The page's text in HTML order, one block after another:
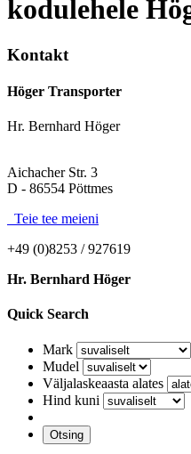
kodulehele
Kontakt
Höger Transporter
Hr. Bernhard Höger
Aichacher Str. 3
D - 86554 Pöttmes
Teie tee meieni
+49 (0)8253 / 927619
Hr. Bernhard Höger
Quick Search
Mark
Mudel
Väljalaskeaasta alates
Hind kuni
Otsing